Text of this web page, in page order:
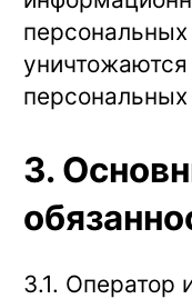
3.
3.1. Оператор